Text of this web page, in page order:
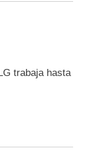
trabaja hasta